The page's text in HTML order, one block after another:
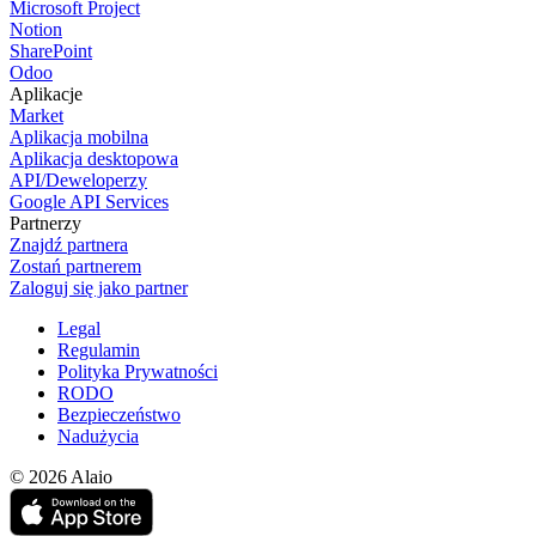
Microsoft Project
Notion
SharePoint
Odoo
Aplikacje
Market
Aplikacja mobilna
Aplikacja desktopowa
API/Deweloperzy
Google API Services
Partnerzy
Znajdź partnera
Zostań partnerem
Zaloguj się jako partner
Legal
Regulamin
Polityka Prywatności
RODO
Bezpieczeństwo
Nadużycia
© 2026 Alaio